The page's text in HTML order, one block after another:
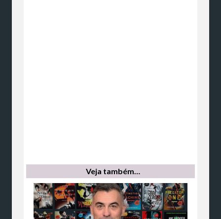
Veja também…